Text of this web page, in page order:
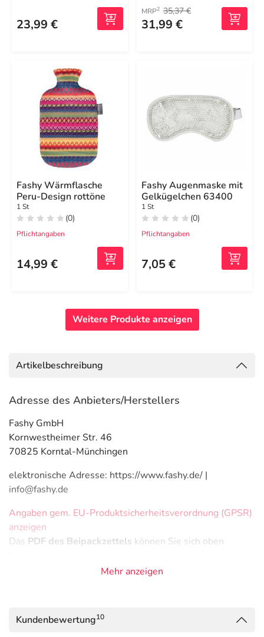
23,99 €
MRP2 35,37 €
31,99 €
Fashy Wärmflasche
Peru-Design rottöne
1 St
(0)
Pflichtangaben
14,99 €
Fashy Augenmaske mit
Gelkügelchen 63400
1 St
(0)
Pflichtangaben
7,05 €
Weitere Produkte anzeigen
Artikelbeschreibung
Adresse des Anbieters/Herstellers
Fashy GmbH
Kornwestheimer Str. 46
70825 Korntal-Münchingen
elektronische Adresse: https://www.fashy.de/ |
info@fashy.de
Angaben gem. EU-Produktsicherheitsverordnung (GPSR)
anzeigen
Das PDF des Beipackzettels können Sie sich oben
Mehr anzeigen
Kundenbewertung10